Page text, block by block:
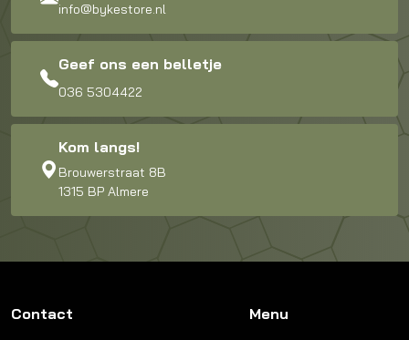
info@bykestore.nl
Geef ons een belletje
036 5304422
Kom langs!
Brouwerstraat 8B
1315 BP Almere
Contact Menu